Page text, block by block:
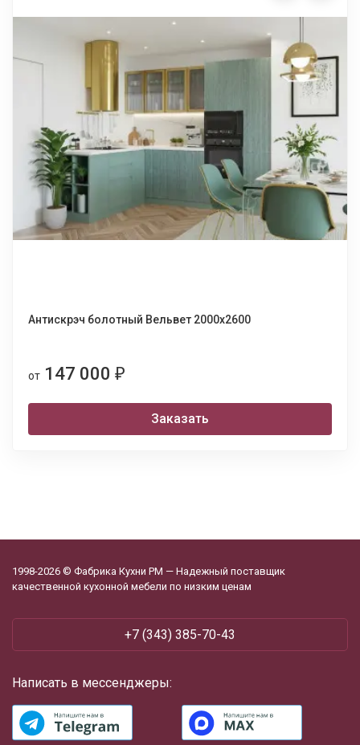
Антискрэч болотный Вельвет 2000х2600
от 147 000 ₽
Заказать
1998-2026 © Фабрика Кухни РМ — Надежный поставщик
качественной кухонной мебели по низким ценам
+7 (343) 385-70-43
Написать в мессенджеры: